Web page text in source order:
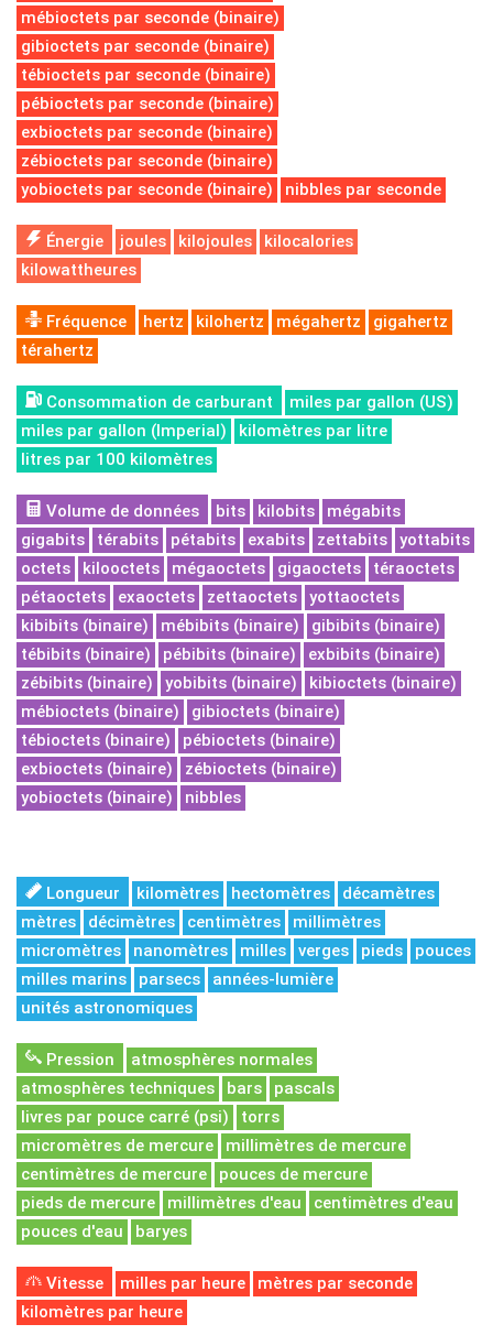
mébioctets par seconde (binaire)
gibioctets par seconde (binaire)
tébioctets par seconde (binaire)
pébioctets par seconde (binaire)
exbioctets par seconde (binaire)
zébioctets par seconde (binaire)
yobioctets par seconde (binaire)
nibbles par seconde
Énergie joules kilojoules
kilocalories
kilowattheures
Fréquence hertz kilohertz mégahertz
gigahertz
térahertz
Consommation de carburant
miles par gallon (US)
miles par gallon (Imperial)
kilomètres par litre
litres par 100 kilomètres
Volume de données bits kilobits
mégabits
gigabits
térabits pétabits exabits zettabits
yottabits
octets
kilooctets mégaoctets gigaoctets
téraoctets
pétaoctets
exaoctets zettaoctets
yottaoctets
kibibits (binaire)
mébibits (binaire)
gibibits (binaire)
tébibits (binaire)
pébibits (binaire)
exbibits (binaire)
zébibits (binaire)
yobibits (binaire)
kibioctets (binaire)
mébioctets (binaire)
gibioctets (binaire)
tébioctets (binaire)
pébioctets (binaire)
exbioctets (binaire)
zébioctets (binaire)
yobioctets (binaire)
nibbles
Longueur kilomètres hectomètres
décamètres
mètres
décimètres centimètres
millimètres
micromètres
nanomètres milles verges pieds
pouces
milles marins
parsecs
années-lumière
unités astronomiques
Pression
atmosphères normales
atmosphères techniques
bars
pascals
livres par pouce carré (psi)
torrs
micromètres de mercure
millimètres de mercure
centimètres de mercure
pouces de mercure
pieds de mercure
millimètres d'eau
centimètres d'eau
pouces d'eau
baryes
Vitesse milles par heure
mètres par seconde
kilomètres par heure